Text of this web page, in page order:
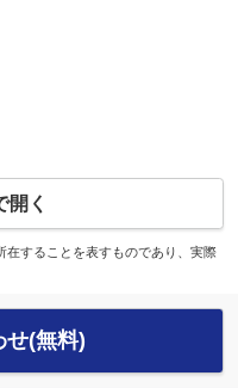
開く
することを表すものであり、実際
せ(無料)